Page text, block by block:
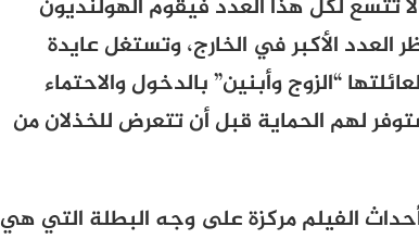
تتسع لكل هذا العدد فيقوم الهولنديون
العدد الأكبر في الخارج، وتستغل عايدة
“الزوج وأبنين” بالدخول والاحتماء
لهم الحماية قبل أن تتعرض للخذلان من
الفيلم مركزة على وجه البطلة التي هي